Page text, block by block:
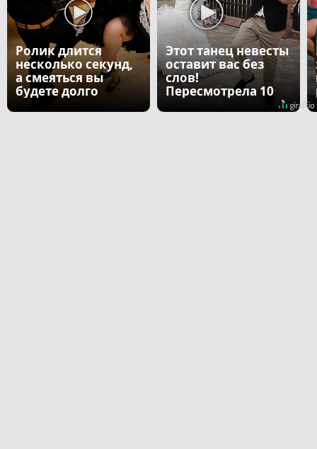
Ролик длится
несколько секунд,
а смеяться вы
будете долго
Этот танец невесты
оставит вас без
слов!
Пересмотрела 10